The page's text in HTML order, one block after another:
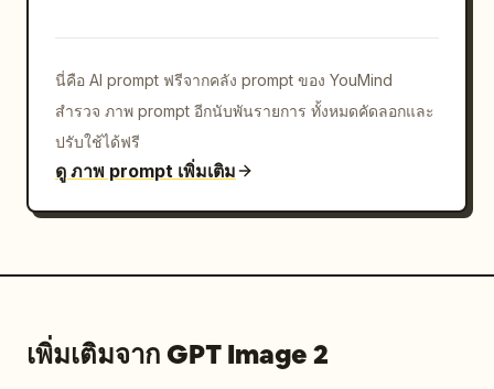
นี่คือ AI prompt ฟรีจากคลัง prompt ของ YouMind
สำรวจ ภาพ prompt อีกนับพันรายการ ทั้งหมดคัดลอกและ
ปรับใช้ได้ฟรี
ดู ภาพ prompt เพิ่มเติม
เพิ่มเติมจาก GPT Image 2